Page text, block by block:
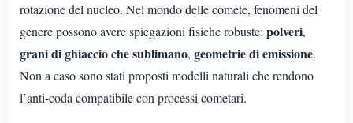
rotazione del nucleo. Nel mondo delle comete, fenomeni del
genere possono avere spiegazioni fisiche robuste: polveri,
grani di ghiaccio che sublimano, geometrie di emissione.
Non a caso sono stati proposti modelli naturali che rendono
l’anti-coda compatibile con processi cometari.